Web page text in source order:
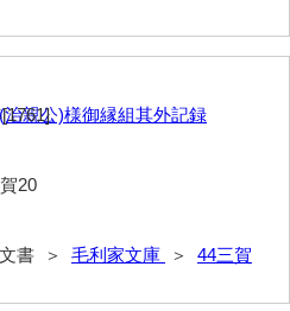
治親公)様御縁組其外記録
20
書 ＞ 毛利家文庫 ＞ 44三賀